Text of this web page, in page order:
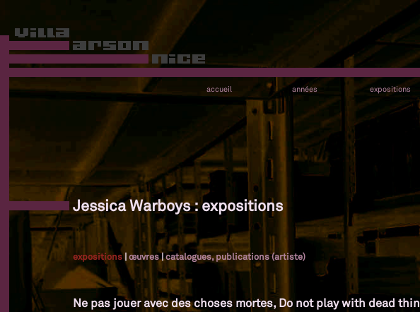
accueil années expositions
Jessica Warboys : expositions
expositions|œuvres|catalogues, publications (artiste)
Ne pas jouer avec des choses mortes, Do not play with dead